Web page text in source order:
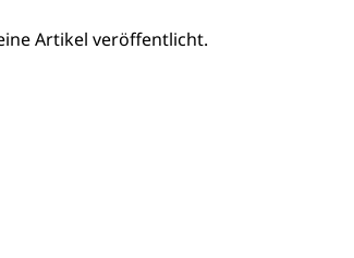
Artikel veröffentlicht.